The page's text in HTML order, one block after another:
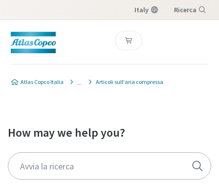
Italy Ricerca
Atlas Copco Italia Articoli sull'aria compressa
How may we help you?